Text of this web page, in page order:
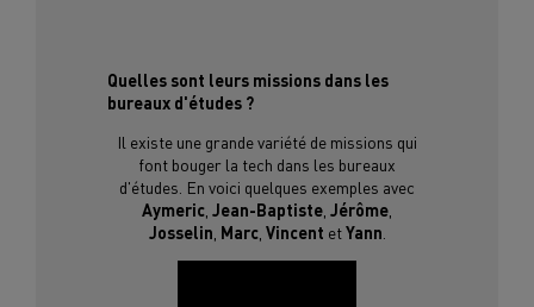
Quelles sont leurs missions dans les
bureaux d'études ?
Il existe une grande variété de missions qui
font bouger la tech dans les bureaux
d'études. En voici quelques exemples avec
Aymeric Jean-Baptiste Jérôme
Josselin Marc, Vincent etYann